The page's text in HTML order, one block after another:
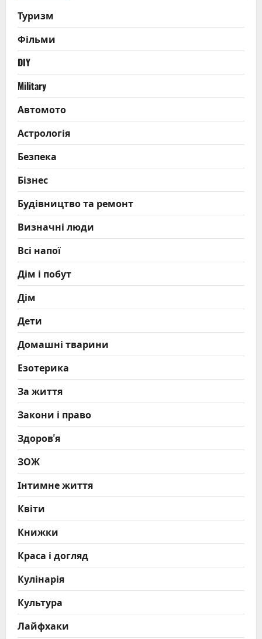
Туризм
Фільми
DIY
Military
Автомото
Астрологія
Безпека
Бізнес
Будівництво та ремонт
Визначні люди
Всі напої
Дім і побут
Дім
Дети
Домашні тварини
Езотерика
За життя
Закони і право
Здоров'я
ЗОЖ
Інтимне життя
Квіти
Книжки
Краса і догляд
Кулінарія
Культура
Лайфхаки